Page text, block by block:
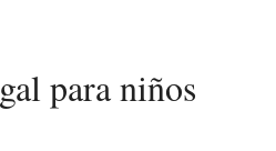
para niños